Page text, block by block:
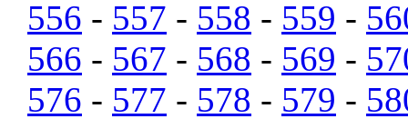
556 - 557 - 558 - 559 -
566 - 567 - 568 - 569 -
576 - 577 - 578 - 579 -